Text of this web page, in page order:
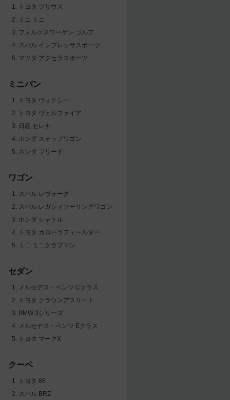
トヨタ プリウス
ミニ ミニ
フォルクスワーゲン ゴルフ
スバル インプレッサスポーツ
マツダ アクセラスポーツ
ミニバン
トヨタ ヴォクシー
トヨタ ヴェルファイア
日産 セレナ
ホンダ ステップワゴン
ホンダ フリード
ワゴン
スバル レヴォーグ
スバル レガシィツーリングワゴン
ホンダ シャトル
トヨタ カローラフィールダー
ミニ ミニクラブマン
セダン
メルセデス・ベンツ Cクラス
トヨタ クラウンアスリート
BMW 3シリーズ
メルセデス・ベンツ Eクラス
トヨタ マークX
クーペ
トヨタ 86
スバル BRZ